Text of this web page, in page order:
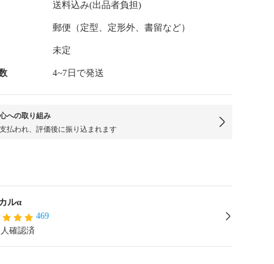
送料込み(出品者負担)
郵便（定型、定形外、書留など）
未定
4~7日で発送
への取り組み
払われ、評価後に振り込まれます
ルα
469
確認済